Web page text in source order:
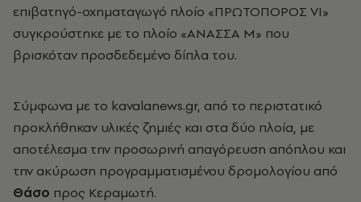
επιβατηγό-οχηματαγωγό πλοίο «ΠΡΩΤΟΠΟΡΟΣ VI»
συγκρούστηκε με το πλοίο «ΑΝΑΣΣΑ Μ» που
βρισκόταν προσδεδεμένο δίπλα του.
Σύμφωνα με το kavalanews.gr, από το περιστατικό
προκλήθηκαν υλικές ζημιές και στα δύο πλοία, με
αποτέλεσμα την προσωρινή απαγόρευση απόπλου και
την ακύρωση προγραμματισμένου δρομολογίου από
Θάσο προς Κεραμωτή.